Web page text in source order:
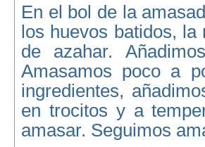
En el bol de la
los huevos batidos,
de azahar.
Amasamos poco a
ingredientes,
en trocitos y a
amasar. Seguimos